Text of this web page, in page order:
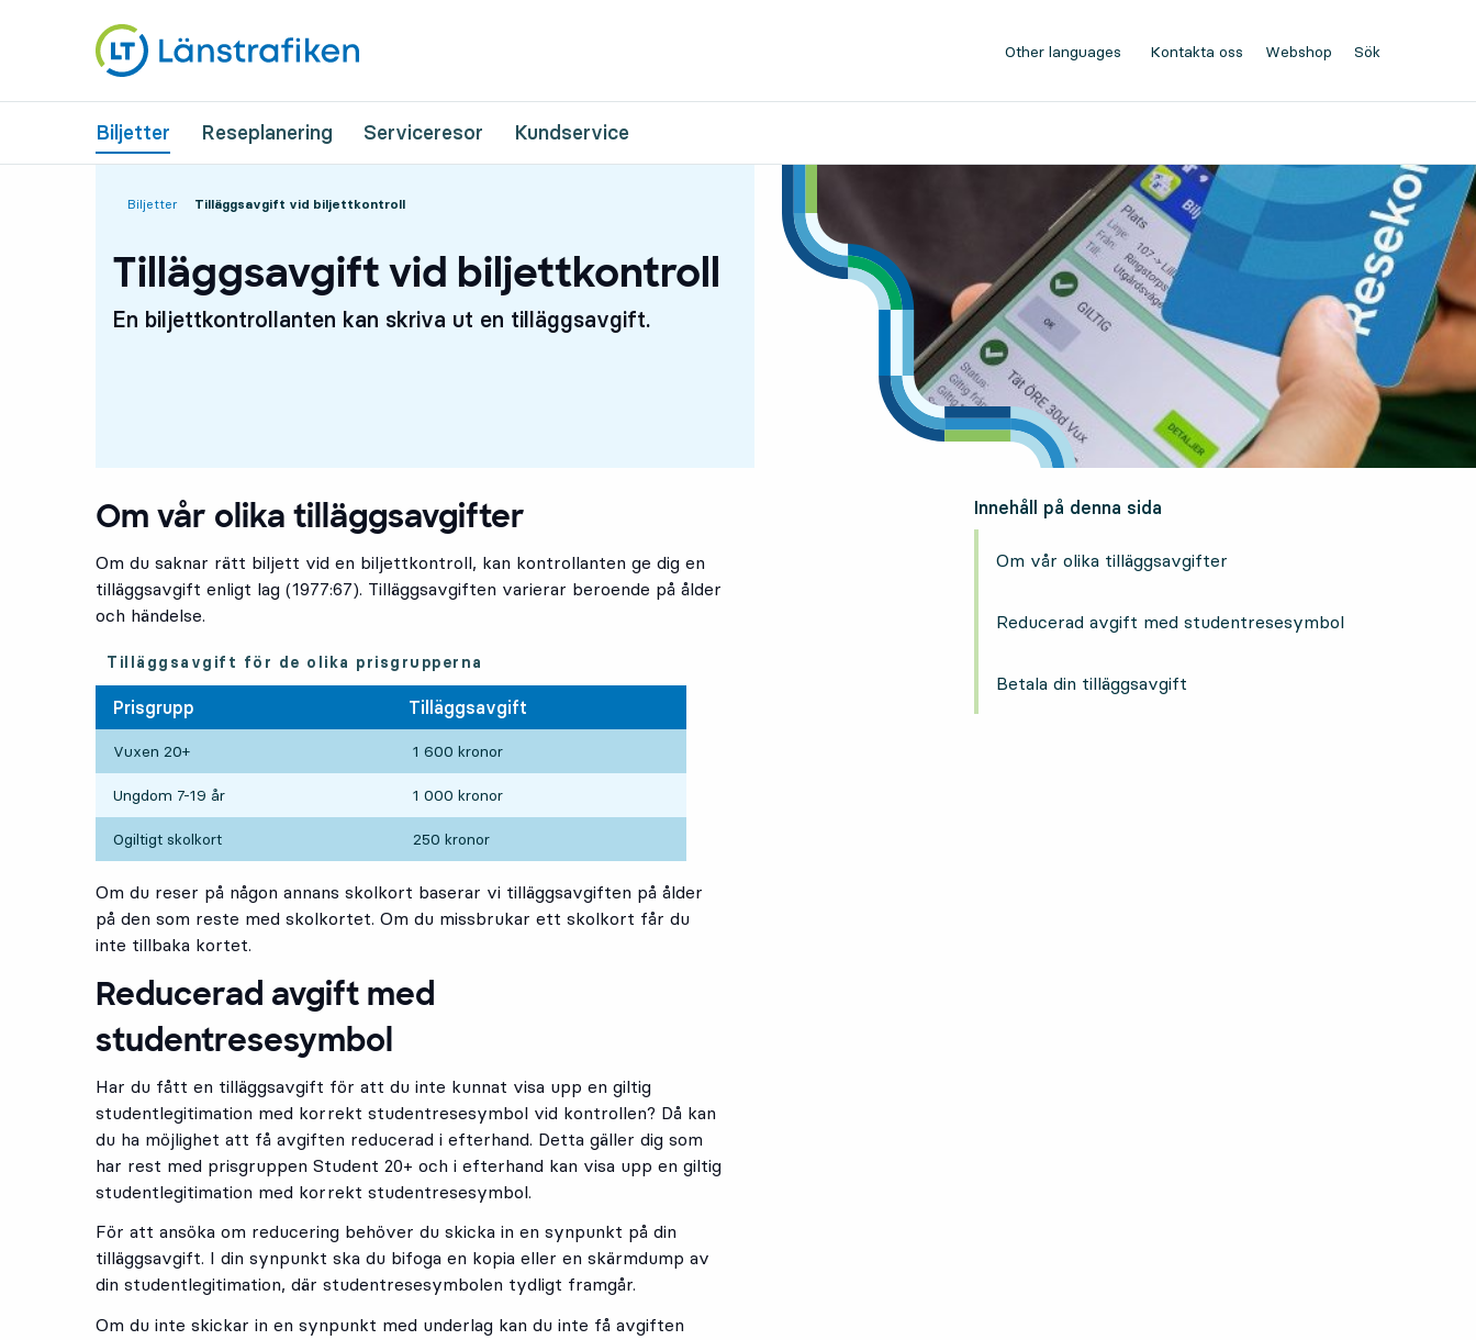
Other languages Kontakta oss Webshop , Öppnas i ny flik
Sök
Biljetter Reseplanering Serviceresor Kundservice
Startsida
Biljetter Tilläggsavgift vid biljettkontroll
Tilläggsavgift vid biljettkontroll
En biljettkontrollanten kan skriva ut en tilläggsavgift.
Innehåll på denna sida
Om vår olika tilläggsavgifter
Reducerad avgift med studentresesymbol
Betala din tilläggsavgift
Om vår olika tilläggsavgifter
Om du saknar rätt biljett vid en biljettkontroll, kan kontrollanten ge dig en
tilläggsavgift enligt lag (1977:67). Tilläggsavgiften varierar beroende på ålder
och händelse.
Tilläggsavgift för de olika prisgrupperna
Prisgrupp Tilläggsavgift
Vuxen 20+ 1 600 kronor
Ungdom 7-19 år 1 000 kronor
Ogiltigt skolkort 250 kronor
Om du reser på någon annans skolkort baserar vi tilläggsavgiften på ålder
på den som reste med skolkortet. Om du missbrukar ett skolkort får du
inte tillbaka kortet.
Reducerad avgift med
studentresesymbol
Har du fått en tilläggsavgift för att du inte kunnat visa upp en giltig
studentlegitimation med korrekt studentresesymbol vid kontrollen? Då kan
du ha möjlighet att få avgiften reducerad i efterhand. Detta gäller dig som
har rest med prisgruppen Student 20+ och i efterhand kan visa upp en giltig
studentlegitimation med korrekt studentresesymbol.
För att ansöka om reducering behöver du skicka in en synpunkt på din
tilläggsavgift. I din synpunkt ska du bifoga en kopia eller en skärmdump av
din studentlegitimation, där studentresesymbolen tydligt framgår.
Om du inte skickar in en synpunkt med underlag kan du inte få avgiften